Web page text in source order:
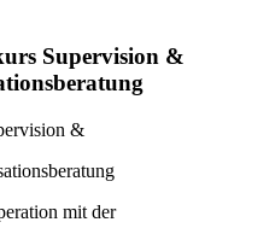
Supervision &
&
mit der